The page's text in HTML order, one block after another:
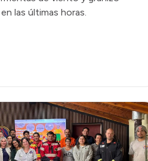
las últimas horas.